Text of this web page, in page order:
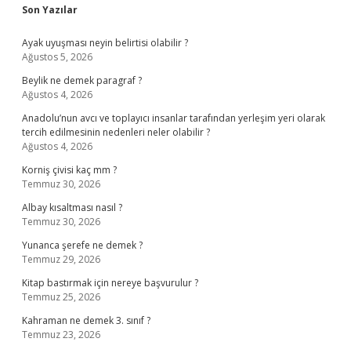
Sidebar
Son Yazılar
Ayak uyuşması neyin belirtisi olabilir ?
Ağustos 5, 2026
Beylik ne demek paragraf ?
Ağustos 4, 2026
Anadolu’nun avcı ve toplayıcı insanlar tarafından yerleşim yeri olarak
tercih edilmesinin nedenleri neler olabilir ?
Ağustos 4, 2026
Korniş çivisi kaç mm ?
Temmuz 30, 2026
Albay kısaltması nasıl ?
Temmuz 30, 2026
Yunanca şerefe ne demek ?
Temmuz 29, 2026
Kitap bastırmak için nereye başvurulur ?
Temmuz 25, 2026
Kahraman ne demek 3. sınıf ?
Temmuz 23, 2026